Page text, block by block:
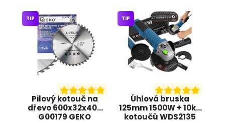
Pilový kotouč na
dřevo 600x32x40T
G00179 GEKO
TIP
Úhlová bruska
125mm 1500W + 10ks
kotoučů WDS2135
TIP